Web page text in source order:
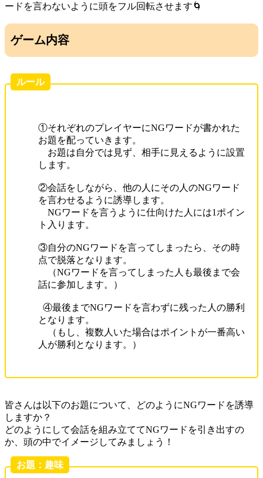
ードを言わないように頭をフル回転させます🌀
ゲーム内容
ルール
①それぞれのプレイヤーにNGワードが書かれた
お題を配っていきます。
お題は自分では見ず、相手に見えるように設置
します。
②会話をしながら、他の人にその人のNGワード
を言わせるように誘導します。
NGワードを言うように仕向けた人には1ポイン
ト入ります。
③自分のNGワードを言ってしまったら、その時
点で脱落となります。
（NGワードを言ってしまった人も最後まで会
話に参加します。）
④最後までNGワードを言わずに残った人の勝利
となります。
（もし、複数人いた場合はポイントが一番高い
人が勝利となります。）
皆さんは以下のお題について、どのようにNGワードを誘導
しますか？
どのようにして会話を組み立ててNGワードを引き出すの
か、頭の中でイメージしてみましょう！
お題：趣味